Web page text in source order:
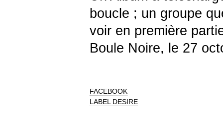
boucle ; un groupe
voir en première
Boule Noire, le 27
FACEBOOK
LABEL DESIRE